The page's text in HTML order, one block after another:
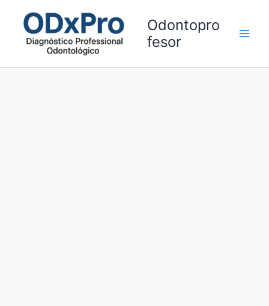
contenido
Odontopro
fesor